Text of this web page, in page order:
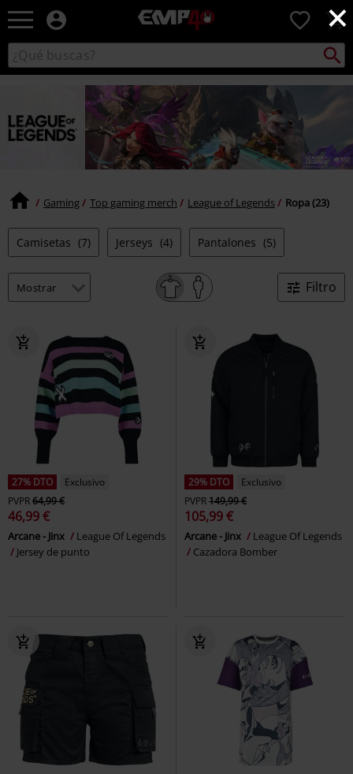
×
EMP
Música,
TV
&
Gaming
Merch
-
Ropa
Alternativa
0
Buscar
en
Buscar
Gaming Top gaming merch League of Legends Ropa (23)
Camisetas (7) Jerseys (4) Pantalones (5)
Filtro
27% DTO
Exclusivo
PVPR64,99 €
46,99 €
Arcane - Jinx
League Of Legends
Jersey de punto
29% DTO
Exclusivo
PVPR149,99 €
105,99 €
Arcane - Jinx
League Of Legends
Cazadora Bomber